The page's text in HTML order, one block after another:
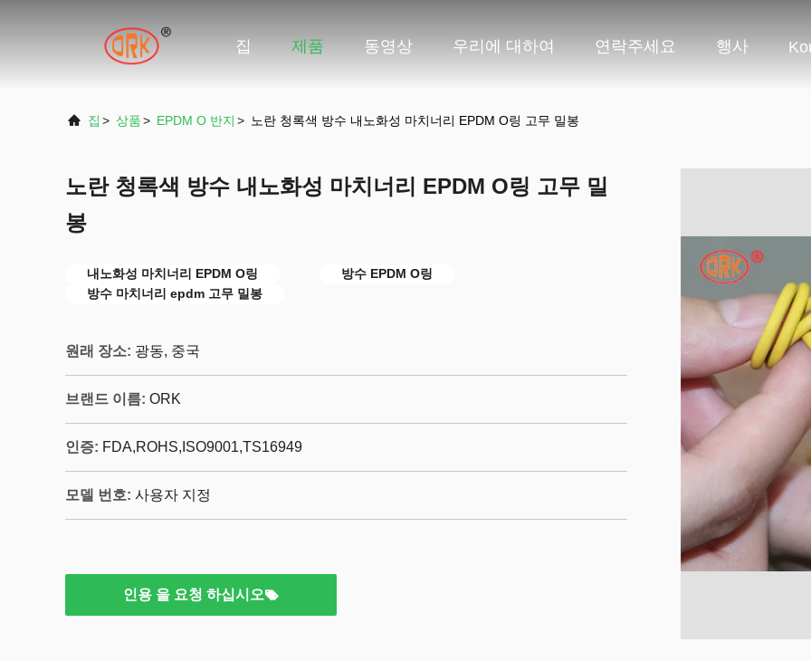
집 제품 동영상 우리에 대하여 연락주세요 행사
집 > 상품> EPDM O 반지 > 노란 청록색 방수 내노화성 마치너리 EPDM O링 고무 밀봉
노란 청록색 방수 내노화성 마치너리 EPDM O링 고무 밀
봉
내노화성 마치너리 EPDM O링
방수 EPDM O링
방수 마치너리 epdm 고무 밀봉
원래 장소: 광동, 중국
브랜드 이름: ORK
인증: FDA,ROHS,ISO9001,TS16949
모델 번호: 사용자 지정
인용 을 요청 하십시오